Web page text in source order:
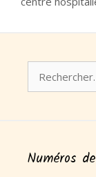
Numéros